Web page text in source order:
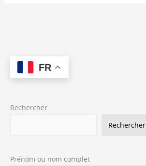
FR
Rechercher
Rechercher
Prénom ou nom complet